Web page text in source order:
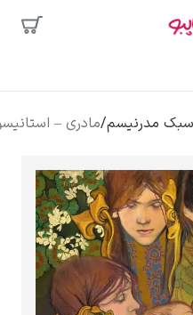
– استانیسواف ویسپیانسکی